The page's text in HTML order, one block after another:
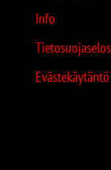
Info